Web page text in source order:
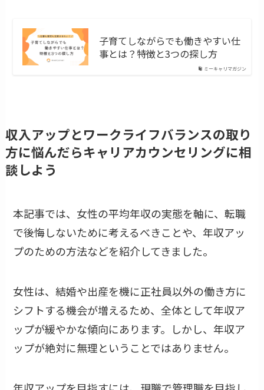
ミーキャリマガジン
子育てしながらでも働きやすい仕
事とは？特徴と3つの探し方
収入アップとワークライフバランスの取り
方に悩んだらキャリアカウンセリングに相
談しよう
本記事では、女性の平均年収の実態を軸に、転職
で後悔しないために考えるべきことや、年収アッ
プのための方法などを紹介してきました。
女性は、結婚や出産を機に正社員以外の働き方に
シフトする機会が増えるため、全体として年収ア
ップが緩やかな傾向にあります。しかし、年収ア
ップが絶対に無理ということではありません。